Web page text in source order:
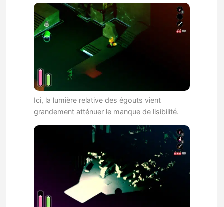
Ici, la lumière relative des égouts vient
grandement atténuer le manque de lisibilité.